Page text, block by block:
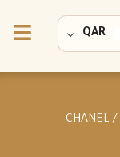
QAR
/ CHANEL